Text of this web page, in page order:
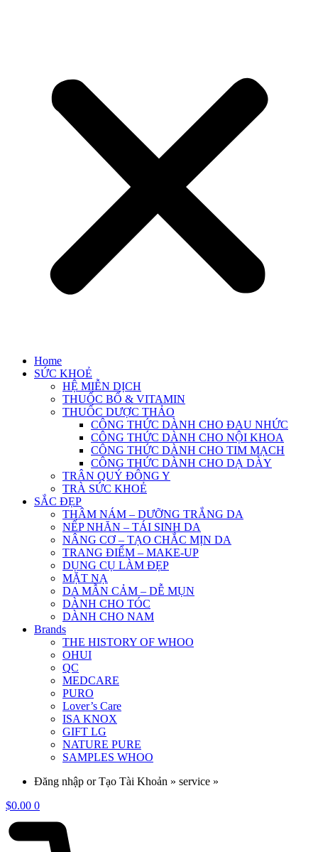
Home
SỨC KHOẺ
HỆ MIỄN DỊCH
THUỐC BỔ & VITAMIN
THUỐC DƯỢC THẢO
CÔNG THỨC DÀNH CHO ĐAU NHỨC
CÔNG THỨC DÀNH CHO NỘI KHOA
CÔNG THỨC DÀNH CHO TIM MẠCH
CÔNG THỨC DÀNH CHO DẠ DÀY
TRÂN QUÝ ĐÔNG Y
TRÀ SỨC KHOẺ
SẮC ĐẸP
THÂM NÁM – DƯỠNG TRẮNG DA
NẾP NHĂN – TÁI SINH DA
NÂNG CƠ – TẠO CHẮC MỊN DA
TRANG ĐIỂM – MAKE-UP
DỤNG CỤ LÀM ĐẸP
MẶT NẠ
DA MẪN CẢM – DỄ MỤN
DÀNH CHO TÓC
DÀNH CHO NAM
Brands
THE HISTORY OF WHOO
OHUI
QC
MEDCARE
PURO
Lover’s Care
ISA KNOX
GIFT LG
NATURE PURE
SAMPLES WHOO
Đăng nhập or Tạo Tài Khoản » service »
$0.00 0